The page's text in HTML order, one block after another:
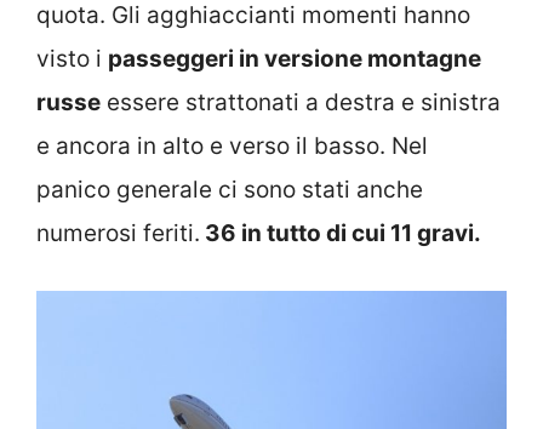
quota. Gli agghiaccianti momenti hanno
visto i passeggeri in versione montagne
russe essere strattonati a destra e sinistra
e ancora in alto e verso il basso. Nel
panico generale ci sono stati anche
numerosi feriti. 36 in tutto di cui 11 gravi.